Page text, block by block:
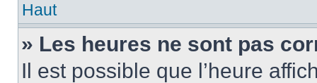
Haut
» Les heures ne sont pas
Il est possible que l’heure